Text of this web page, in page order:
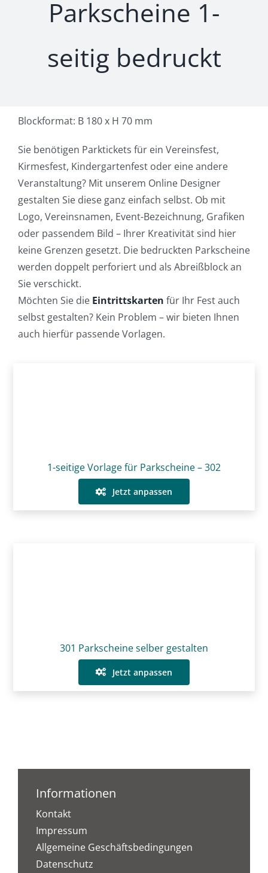
Preise
Sonderwünsche
Parkscheine 1-
seitig bedruckt
Blockformat: B 180 x H 70 mm
Sie benötigen Parktickets für ein Vereinsfest,
Kirmesfest, Kindergartenfest oder eine andere
Veranstaltung? Mit unserem Online Designer
gestalten Sie diese ganz einfach selbst. Ob mit
Logo, Vereinsnamen, Event-Bezeichnung, Grafiken
oder passendem Bild – Ihrer Kreativität sind hier
keine Grenzen gesetzt. Die bedruckten Parkscheine
werden doppelt perforiert und als Abreißblock an
Sie verschickt.
Möchten Sie die Eintrittskarten für Ihr Fest auch
selbst gestalten? Kein Problem – wir bieten Ihnen
auch hierfür passende Vorlagen.
1-seitige Vorlage für Parkscheine – 302
Jetzt anpassen
301 Parkscheine selber gestalten
Jetzt anpassen
Informationen
Kontakt
Impressum
Allgemeine Geschäftsbedingungen
Datenschutz